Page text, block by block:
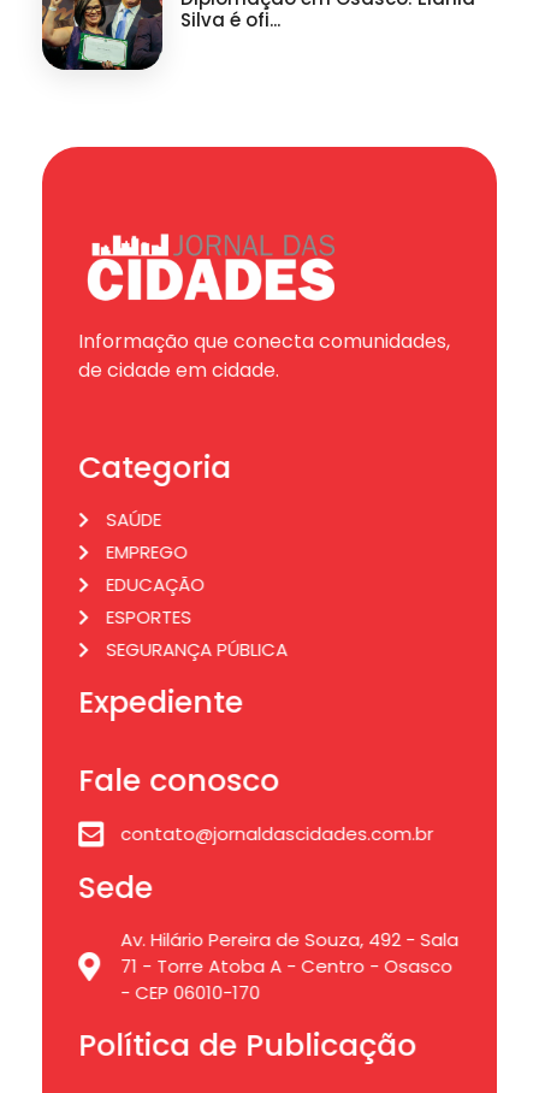
Silva é ofi...
Informação que conecta comunidades,
de cidade em cidade.
Categoria
SAÚDE
EMPREGO
EDUCAÇÃO
ESPORTES
SEGURANÇA PÚBLICA
Expediente
Fale conosco
contato@jornaldascidades.com.br
Sede
Av. Hilário Pereira de Souza, 492 - Sala
71 - Torre Atoba A - Centro - Osasco
- CEP 06010-170
Política de Publicação